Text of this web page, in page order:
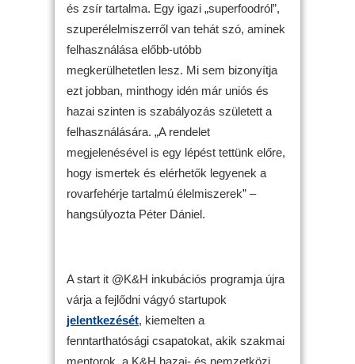
és zsír tartalma. Egy igazi „superfoodról”,
szuperélelmiszerről van tehát szó, aminek
felhasználása előbb-utóbb
megkerülhetetlen lesz. Mi sem bizonyítja
ezt jobban, minthogy idén már uniós és
hazai szinten is szabályozás született a
felhasználására. „A rendelet
megjelenésével is egy lépést tettünk előre,
hogy ismertek és elérhetők legyenek a
rovarfehérje tartalmú élelmiszerek” –
hangsúlyozta Péter Dániel.
A start it @K&H inkubációs programja újra
várja a fejlődni vágyó startupok
jelentkezését, kiemelten a
fenntarthatósági csapatokat, akik szakmai
mentorok, a K&H hazai- és nemzetközi